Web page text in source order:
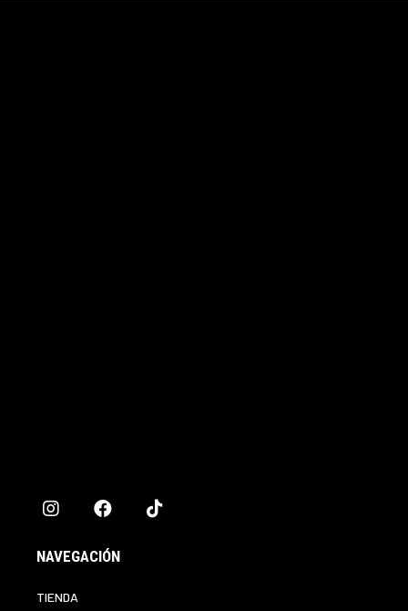
NAVEGACIÓN
TIENDA